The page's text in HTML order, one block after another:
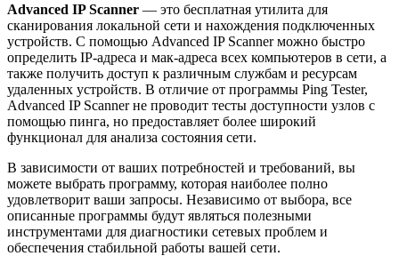
Advanced IP Scanner — это бесплатная утилита для
сканирования локальной сети и нахождения подключенных
устройств. С помощью Advanced IP Scanner можно быстро
определить IP-адреса и мак-адреса всех компьютеров в сети, а
также получить доступ к различным службам и ресурсам
удаленных устройств. В отличие от программы Ping Tester,
Advanced IP Scanner не проводит тесты доступности узлов с
помощью пинга, но предоставляет более широкий
функционал для анализа состояния сети.
В зависимости от ваших потребностей и требований, вы
можете выбрать программу, которая наиболее полно
удовлетворит ваши запросы. Независимо от выбора, все
описанные программы будут являться полезными
инструментами для диагностики сетевых проблем и
обеспечения стабильной работы вашей сети.